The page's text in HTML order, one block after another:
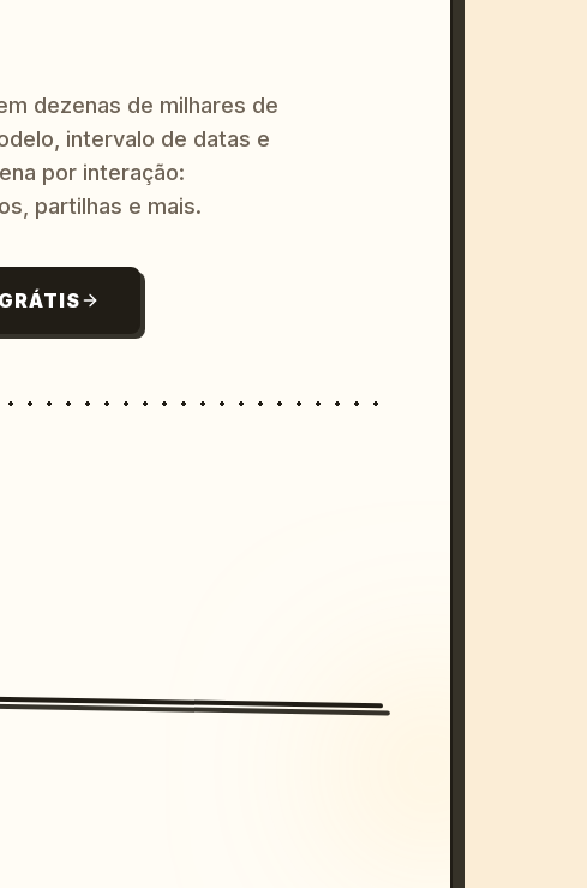
dezenas de milhares de
intervalo de datas e
por interação:
partilhas e mais.